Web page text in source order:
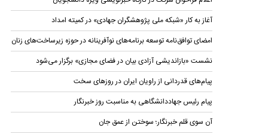
آغاز به کار «شبکه ملی پژوهشگران جهادی» در کمیته امداد
امضای توافق‌نامه توسعه برنامه‌های نوآفرینانه در حوزه زیرساخت‏‌های زنان
نشست «بازاندیشی آزادی بیان در فضای مجازی» برگزار می‌شود
پیام‌های قدردانی از راویان ایران در روزهای سخت
پیام رئیس جهاددانشگاهی به مناسبت روز خبرنگار
آن سوی قلم خبرنگار؛ سوختن از عمق جان